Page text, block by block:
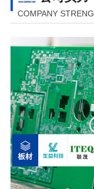
COMPANY